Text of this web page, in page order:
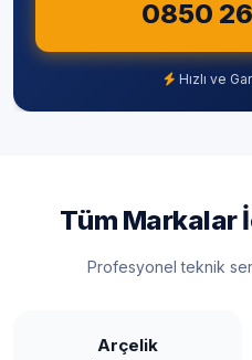
Şişli
Tuzla
Üsküdar
Zeytinburnu
0850
Hızlı ve
Tüm Markalar
Profesyonel teknik
Arçelik